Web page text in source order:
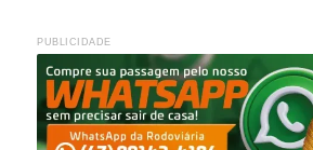
PUBLICIDADE